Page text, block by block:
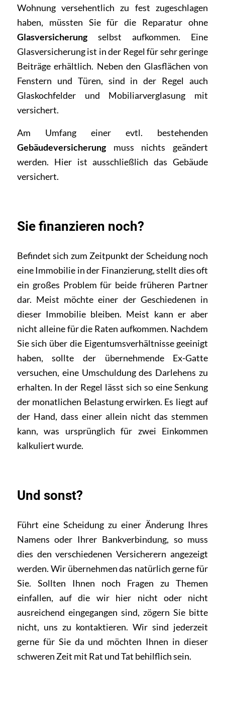
Wohnung versehentlich zu fest zugeschlagen
haben, müssten Sie für die Reparatur ohne
Glasversicherungselbst aufkommen. Eine
Glasversicherung ist in der Regel für sehr geringe
Beiträge erhältlich. Neben den Glasflächen von
Fenstern und Türen, sind in der Regel auch
Glaskochfelder und Mobiliarverglasung mit
versichert.
Am Umfang einer evtl. bestehenden
Gebäudeversicherungmuss nichts geändert
werden. Hier ist ausschließlich das Gebäude
versichert.
Sie finanzieren noch?
Befindet sich zum Zeitpunkt der Scheidung noch
eine Immobilie in der Finanzierung, stellt dies oft
ein großes Problem für beide früheren Partner
dar. Meist möchte einer der Geschiedenen in
dieser Immobilie bleiben. Meist kann er aber
nicht alleine für die Raten aufkommen. Nachdem
Sie sich über die Eigentumsverhältnisse geeinigt
haben, sollte der übernehmende Ex-Gatte
versuchen, eine Umschuldung des Darlehens zu
erhalten. In der Regel lässt sich so eine Senkung
der monatlichen Belastung erwirken. Es liegt auf
der Hand, dass einer allein nicht das stemmen
kann, was ursprünglich für zwei Einkommen
kalkuliert wurde.
Und sonst?
Führt eine Scheidung zu einer Änderung Ihres
Namens oder Ihrer Bankverbindung, so muss
dies den verschiedenen Versicherern angezeigt
werden. Wir übernehmen das natürlich gerne für
Sie. Sollten Ihnen noch Fragen zu Themen
einfallen, auf die wir hier nicht oder nicht
ausreichend eingegangen sind, zögern Sie bitte
nicht, uns zu kontaktieren. Wir sind jederzeit
gerne für Sie da und möchten Ihnen in dieser
schweren Zeit mit Rat und Tat behilflich sein.